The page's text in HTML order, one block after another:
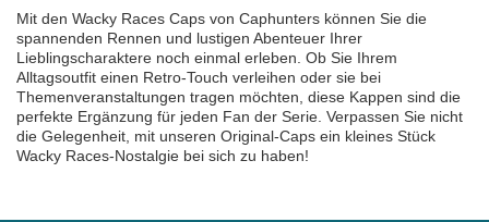
Mit den Wacky Races Caps von Caphunters können Sie die
spannenden Rennen und lustigen Abenteuer Ihrer
Lieblingscharaktere noch einmal erleben. Ob Sie Ihrem
Alltagsoutfit einen Retro-Touch verleihen oder sie bei
Themenveranstaltungen tragen möchten, diese Kappen sind die
perfekte Ergänzung für jeden Fan der Serie. Verpassen Sie nicht
die Gelegenheit, mit unseren Original-Caps ein kleines Stück
Wacky Races-Nostalgie bei sich zu haben!